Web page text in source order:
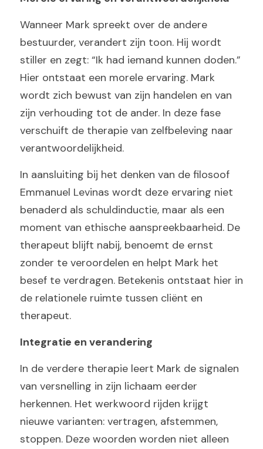
Wanneer Mark spreekt over de andere
bestuurder, verandert zijn toon. Hij wordt
stiller en zegt: “Ik had iemand kunnen doden.”
Hier ontstaat een morele ervaring. Mark
wordt zich bewust van zijn handelen en van
zijn verhouding tot de ander. In deze fase
verschuift de therapie van zelfbeleving naar
verantwoordelijkheid.
In aansluiting bij het denken van de filosoof
Emmanuel Levinas wordt deze ervaring niet
benaderd als schuldinductie, maar als een
moment van ethische aanspreekbaarheid. De
therapeut blijft nabij, benoemt de ernst
zonder te veroordelen en helpt Mark het
besef te verdragen. Betekenis ontstaat hier in
de relationele ruimte tussen cliënt en
therapeut.
Integratie en verandering
In de verdere therapie leert Mark de signalen
van versnelling in zijn lichaam eerder
herkennen. Het werkwoord rijden krijgt
nieuwe varianten: vertragen, afstemmen,
stoppen. Deze woorden worden niet alleen